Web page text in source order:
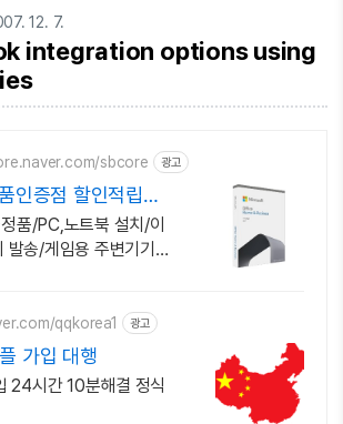
12. 7.
integration options using
sbcore 광고
인증점 할인적립을
품/PC,노트북 설치/이
발송/게임용 주변기기
qqkorea1 광고
가입 대행
24시간 10분해결 정식